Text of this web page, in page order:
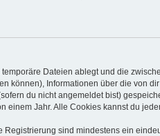
Dateien ablegt und die
können), Informationen über die von
du nicht angemeldet bist)
Jahr. Alle Cookies kannst du
sind mindestens ein